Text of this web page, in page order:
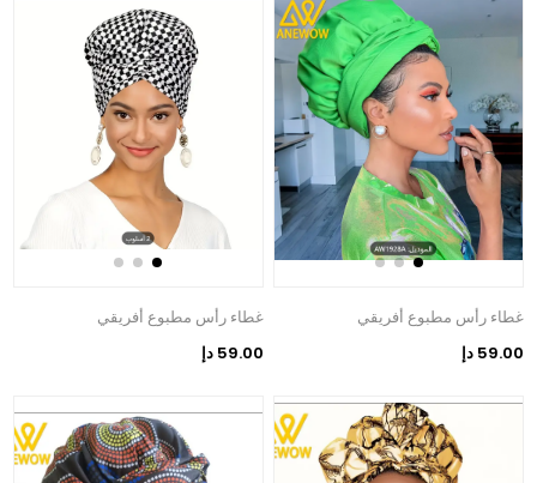
غطاء رأس مطبوع أفريقي
59.00 دإ
غطاء رأس مطبوع أفريقي
59.00 دإ